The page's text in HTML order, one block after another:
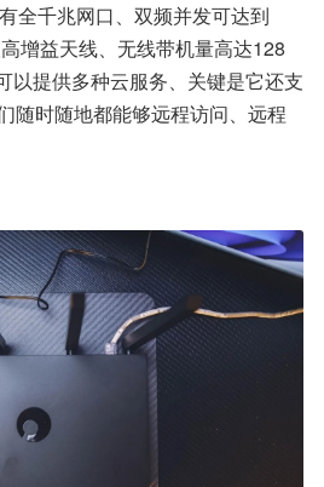
全千兆网口、双频并发可达到
增益天线、无线带机量高达128
以提供多种云服务、关键是它还支
随时随地都能够远程访问、远程